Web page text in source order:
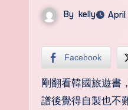
By kelly April
Facebook
剛翻看韓國旅遊書，方才發現自己上次到首爾時錯過了一嚐傳統的韓國糖餅，幸好網上資訊發達，參考了幾個相關的食
譜後覺得自製也不